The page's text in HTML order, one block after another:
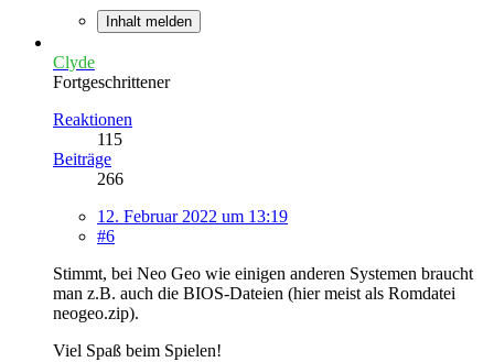
Inhalt melden
Clyde
Fortgeschrittener
Reaktionen
115
Beiträge
266
12. Februar 2022 um 13:19
#6
Stimmt, bei Neo Geo wie einigen anderen Systemen braucht
man z.B. auch die BIOS-Dateien (hier meist als Romdatei
neogeo.zip).
Viel Spaß beim Spielen!